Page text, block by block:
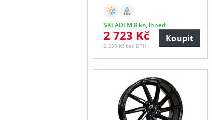
SKLADEM 8 ks, ihned
2 723 Kč
2 250 Kč bez DPH
Koupit